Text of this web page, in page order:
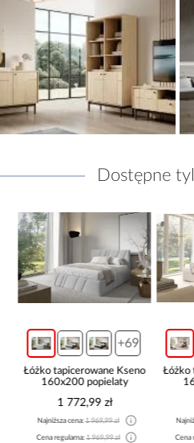
Dostępne
+69
Łóżko tapicerowane Kseno
160x200 popielaty
1 772,99 zł
Najniższa cena:1 969,99 zł
Cena regularna:1 969,99 zł
Łóżko
Cena